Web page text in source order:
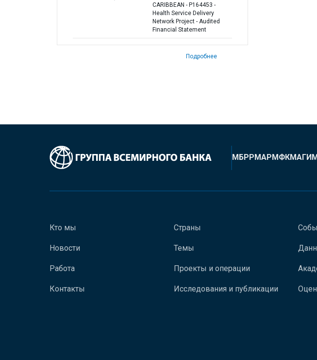
CARIBBEAN - P164453 -
Health Service Delivery
Network Project - Audited
Financial Statement
Подробнее
МБРРМАРМФКМАГИ
Кто мы
Новости
Работа
Контакты
Страны
Темы
Проекты и операции
Исследования и публикации